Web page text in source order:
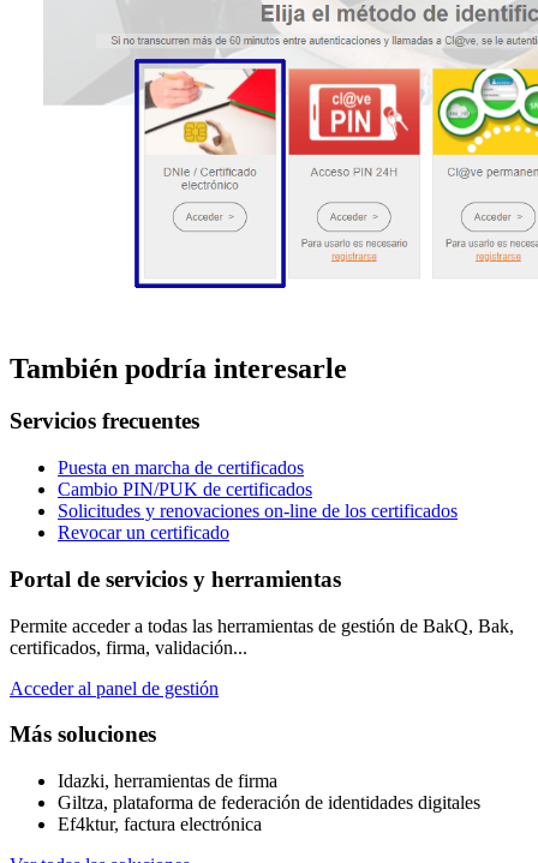
También podría interesarle
Servicios frecuentes
Puesta en marcha de certificados
Cambio PIN/PUK de certificados
Solicitudes y renovaciones on-line de los certificados
Revocar un certificado
Portal de servicios y herramientas
Permite acceder a todas las herramientas de gestión de BakQ, Bak,
certificados, firma, validación...
Acceder al panel de gestión
Más soluciones
Idazki, herramientas de firma
Giltza, plataforma de federación de identidades digitales
Ef4ktur, factura electrónica